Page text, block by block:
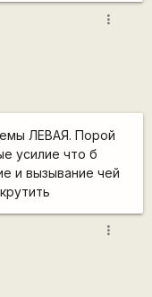
more_vert
ЛЕВАЯ. Порой
усилие что б
и вызывание чей
more_vert